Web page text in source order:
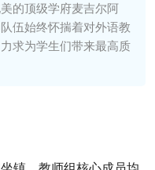
的顶级学府麦吉尔阿
伍始终怀揣着对外语教
求为学生们带来最高质